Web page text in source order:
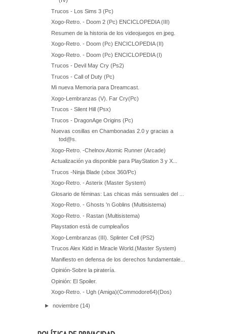
Trucos - Los Sims 3 (Pc)
Xogo-Retro. - Doom 2 (Pc) ENCICLOPEDIA (III)
Resumen de la historia de los videojuegos en jpeg.
Xogo-Retro. - Doom (Pc) ENCICLOPEDIA (II)
Xogo-Retro. - Doom (Pc) ENCICLOPEDIA (I)
Trucos - Devil May Cry (Ps2)
Trucos - Call of Duty (Pc)
Mi nueva Memoria para Dreamcast.
Xogo-Lembranzas (V). Far Cry(Pc)
Trucos - Silent Hill (Psx)
Trucos - DragonAge Origins (Pc)
Nuevas cosillas en Chambonadas 2.0 y gracias a
tod@s.
Xogo-Retro. -Chelnov.Atomic Runner (Arcade)
Actualización ya disponible para PlayStation 3 y X...
Trucos -Ninja Blade (xbox 360/Pc)
Xogo-Retro. - Asterix (Master System)
Glosario de féminas: Las chicas más sensuales del ...
Xogo-Retro. - Ghosts 'n Goblins (Multisistema)
Xogo-Retro. - Rastan (Multisistema)
Playstation está de cumpleaños
Xogo-Lembranzas (III). Splinter Cell (PS2)
Trucos Alex Kidd in Miracle World.(Master System)
Manifiesto en defensa de los derechos fundamentale...
Opinión-Sobre la piratería.
Opinión: El Spoiler.
Xogo-Retro. - Ugh (Amiga)(Commodore64)(Dos)
►noviembre(14)